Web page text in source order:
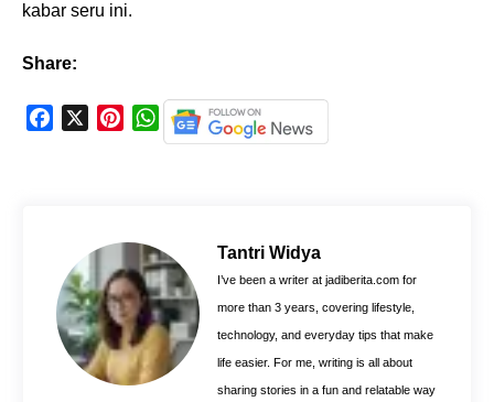
kabar seru ini.
Share:
k
e
s
t
W
h
A
p
p
Tantri Widya
I’ve been a writer at jadiberita.com for
more than 3 years, covering lifestyle,
technology, and everyday tips that make
life easier. For me, writing is all about
sharing stories in a fun and relatable way